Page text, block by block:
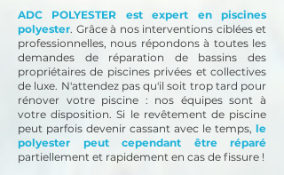
ADC POLYESTER est expert en piscines
polyester. Grâce à nos interventions ciblées et
professionnelles, nous répondons à toutes les
demandes de réparation de bassins des
propriétaires de piscines privées et collectives
de luxe. N'attendez pas qu'il soit trop tard pour
rénover votre piscine : nos équipes sont à
votre disposition.Si le revêtement de piscine
peut parfois devenir cassant avec le temps, le
polyester peut cependant être réparé
partiellement et rapidement en cas de fissure !